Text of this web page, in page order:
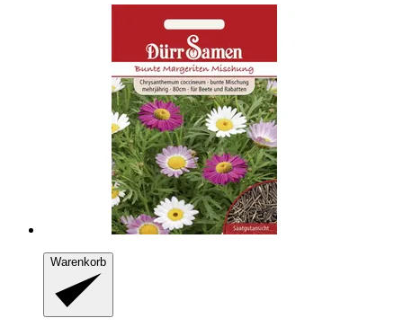
Warenkorb